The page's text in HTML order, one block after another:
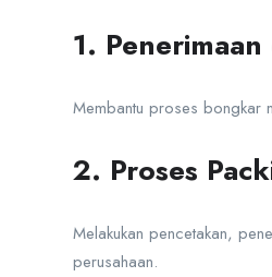
1.
Membantu proses bongkar
2. Proses
Melakukan pencetakan,
perusahaan.